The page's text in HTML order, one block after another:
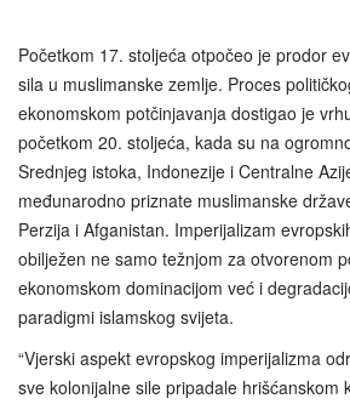
Početkom 17. stoljeća otpočeo je prodor
sila u muslimanske zemlje. Proces
ekonomskom potčinjavanja dostigao je
početkom 20. stoljeća, kada su na
Srednjeg istoka, Indonezije i Centralne
međunarodno priznate muslimanske
Perzija i Afganistan. Imperijalizam
obilježen ne samo težnjom za otvorenom
ekonomskom dominacijom već i
paradigmi islamskog svijeta.
“Vjerski aspekt evropskog imperijalizma
sve kolonijalne sile pripadale hrišćanskom